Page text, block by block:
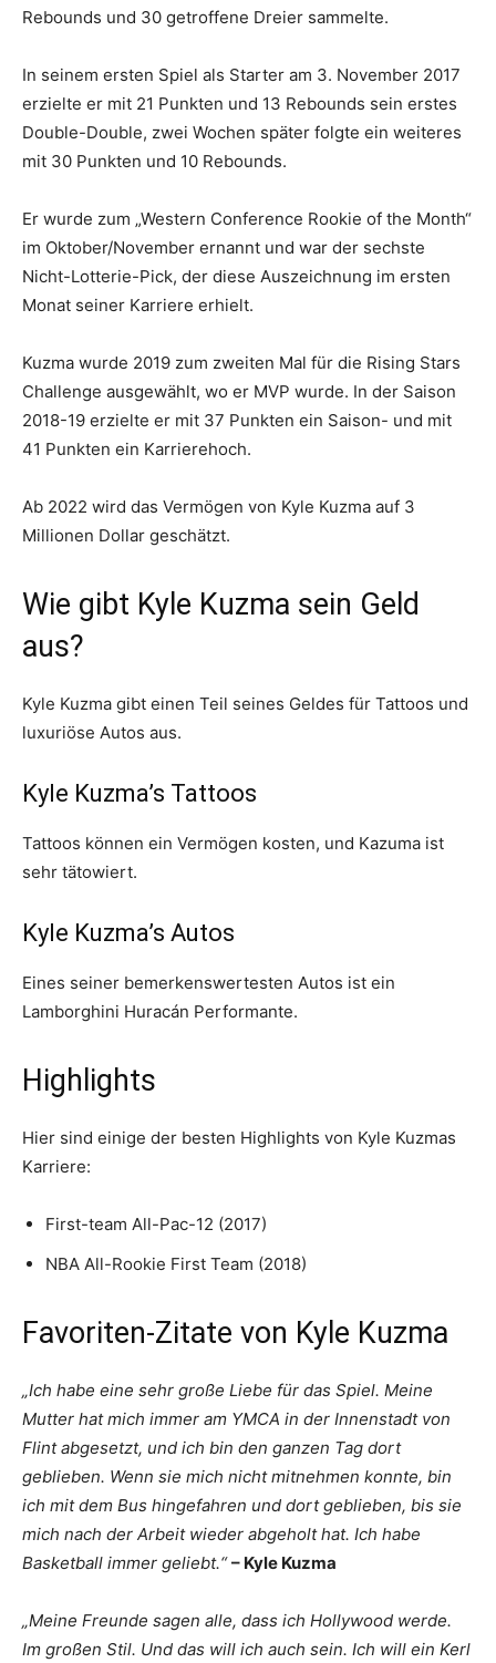
Rebounds und 30 getroffene Dreier sammelte.
In seinem ersten Spiel als Starter am 3. November 2017
erzielte er mit 21 Punkten und 13 Rebounds sein erstes
Double-Double, zwei Wochen später folgte ein weiteres
mit 30 Punkten und 10 Rebounds.
Er wurde zum „Western Conference Rookie of the Month“
im Oktober/November ernannt und war der sechste
Nicht-Lotterie-Pick, der diese Auszeichnung im ersten
Monat seiner Karriere erhielt.
Kuzma wurde 2019 zum zweiten Mal für die Rising Stars
Challenge ausgewählt, wo er MVP wurde. In der Saison
2018-19 erzielte er mit 37 Punkten ein Saison- und mit
41 Punkten ein Karrierehoch.
Ab 2022 wird das Vermögen von Kyle Kuzma auf 3
Millionen Dollar geschätzt.
Wie gibt Kyle Kuzma sein Geld
aus?
Kyle Kuzma gibt einen Teil seines Geldes für Tattoos und
luxuriöse Autos aus.
Kyle Kuzma’s Tattoos
Tattoos können ein Vermögen kosten, und Kazuma ist
sehr tätowiert.
Kyle Kuzma’s Autos
Eines seiner bemerkenswertesten Autos ist ein
Lamborghini Huracán Performante.
Highlights
Hier sind einige der besten Highlights von Kyle Kuzmas
Karriere:
First-team All-Pac-12 (2017)
NBA All-Rookie First Team (2018)
Favoriten-Zitate von Kyle Kuzma
„Ich habe eine sehr große Liebe für das Spiel. Meine
Mutter hat mich immer am YMCA in der Innenstadt von
Flint abgesetzt, und ich bin den ganzen Tag dort
geblieben. Wenn sie mich nicht mitnehmen konnte, bin
ich mit dem Bus hingefahren und dort geblieben, bis sie
mich nach der Arbeit wieder abgeholt hat. Ich habe
Basketball immer geliebt.“ – Kyle Kuzma
„Meine Freunde sagen alle, dass ich Hollywood werde.
Im großen Stil. Und das will ich auch sein. Ich will ein Kerl